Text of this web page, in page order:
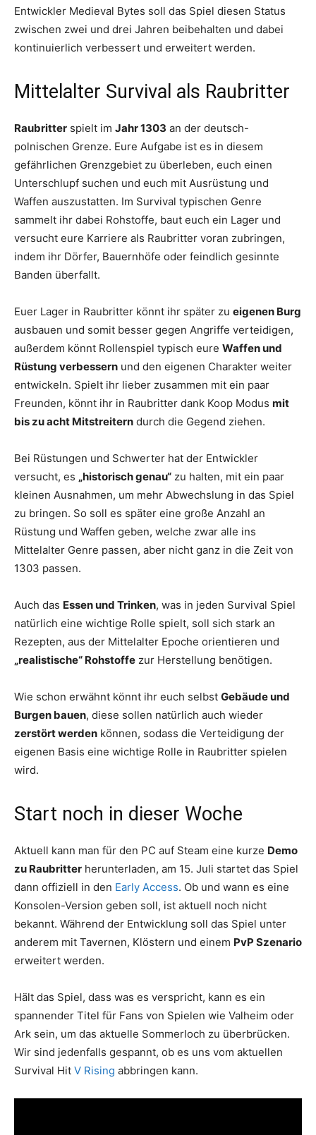
Entwickler Medieval Bytes soll das Spiel diesen Status
zwischen zwei und drei Jahren beibehalten und dabei
kontinuierlich verbessert und erweitert werden.
Mittelalter Survival als Raubritter
Raubritter spielt im Jahr 1303 an der deutsch-
polnischen Grenze. Eure Aufgabe ist es in diesem
gefährlichen Grenzgebiet zu überleben, euch einen
Unterschlupf suchen und euch mit Ausrüstung und
Waffen auszustatten. Im Survival typischen Genre
sammelt ihr dabei Rohstoffe, baut euch ein Lager und
versucht eure Karriere als Raubritter voran zubringen,
indem ihr Dörfer, Bauernhöfe oder feindlich gesinnte
Banden überfallt.
Euer Lager in Raubritter könnt ihr später zu eigenen Burg
ausbauen und somit besser gegen Angriffe verteidigen,
außerdem könnt Rollenspiel typisch eure Waffen und
Rüstung verbessern und den eigenen Charakter weiter
entwickeln. Spielt ihr lieber zusammen mit ein paar
Freunden, könnt ihr in Raubritter dank Koop Modus mit
bis zu acht Mitstreitern durch die Gegend ziehen.
Bei Rüstungen und Schwerter hat der Entwickler
versucht, es „historisch genau“ zu halten, mit ein paar
kleinen Ausnahmen, um mehr Abwechslung in das Spiel
zu bringen. So soll es später eine große Anzahl an
Rüstung und Waffen geben, welche zwar alle ins
Mittelalter Genre passen, aber nicht ganz in die Zeit von
1303 passen.
Auch das Essen und Trinken, was in jeden Survival Spiel
natürlich eine wichtige Rolle spielt, soll sich stark an
Rezepten, aus der Mittelalter Epoche orientieren und
„realistische“ Rohstoffe zur Herstellung benötigen.
Wie schon erwähnt könnt ihr euch selbst Gebäude und
Burgen bauen, diese sollen natürlich auch wieder
zerstört werden können, sodass die Verteidigung der
eigenen Basis eine wichtige Rolle in Raubritter spielen
wird.
Start noch in dieser Woche
Aktuell kann man für den PC auf Steam eine kurze Demo
zu Raubritter herunterladen, am 15. Juli startet das Spiel
dann offiziell in den Early Access. Ob und wann es eine
Konsolen-Version geben soll, ist aktuell noch nicht
bekannt. Während der Entwicklung soll das Spiel unter
anderem mit Tavernen, Klöstern und einem PvP Szenario
erweitert werden.
Hält das Spiel, dass was es verspricht, kann es ein
spannender Titel für Fans von Spielen wie Valheim oder
Ark sein, um das aktuelle Sommerloch zu überbrücken.
Wir sind jedenfalls gespannt, ob es uns vom aktuellen
Survival Hit V Rising abbringen kann.